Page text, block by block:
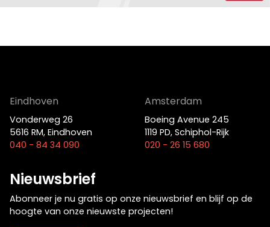
040 - 84 34 090
020 - 26 15 680
Eindhoven
Vonderweg 26
5616 RM, Eindhoven
040 - 84 34 090
Amsterdam
Boeing Avenue 245
1119 PD, Schiphol-Rijk
020 - 26 15 680
Nieuwsbrief
Abonneer je nu gratis op onze nieuwsbrief en blijf op de
hoogte van onze nieuwste projecten!